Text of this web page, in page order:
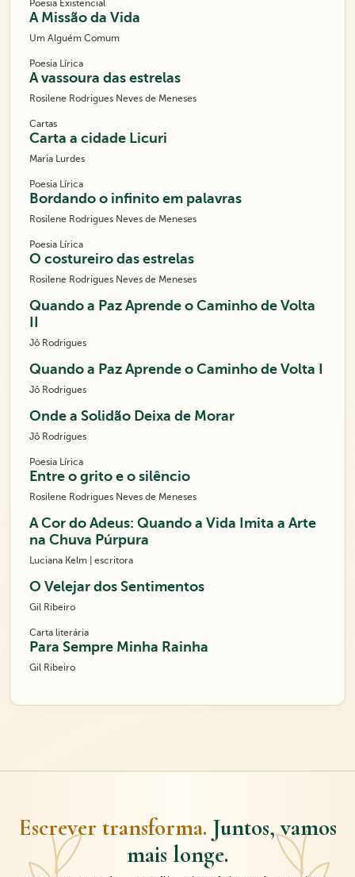
Poesia Existencial
A Missão da Vida
Um Alguém Comum
Poesia Lírica
A vassoura das estrelas
Rosilene Rodrigues Neves de Meneses
Cartas
Carta a cidade Licuri
Maria Lurdes
Poesia Lírica
Bordando o infinito em palavras
Rosilene Rodrigues Neves de Meneses
Poesia Lírica
O costureiro das estrelas
Rosilene Rodrigues Neves de Meneses
Quando a Paz Aprende o Caminho de Volta
Jô Rodrigues
Quando a Paz Aprende o Caminho de Volta I
Jô Rodrigues
Onde a Solidão Deixa de Morar
Jô Rodrigues
Poesia Lírica
Entre o grito e o silêncio
Rosilene Rodrigues Neves de Meneses
A Cor do Adeus: Quando a Vida Imita a Arte
na Chuva Púrpura
Luciana Kelm | escritora
O Velejar dos Sentimentos
Gil Ribeiro
Carta literária
Para Sempre Minha Rainha
Gil Ribeiro
Escrever transforma. Juntos, vamos
mais longe.